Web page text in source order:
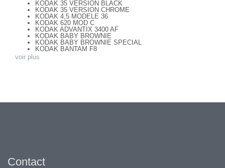
KODAK 35 VERSION BLACK
KODAK 35 VERSION CHROME
KODAK 4,5 MODELE 36
KODAK 620 MOD C
KODAK ADVANTIX 3400 AF
KODAK BABY BROWNIE
KODAK BABY BROWNIE SPECIAL
KODAK BANTAM F8
KODAK BANTAM SPECIAL (Déco)
KODAK BROWNIE PLIANT SIX 16
KODAK COLORSNAP 35
KODAK CRESTA
voir plus
Contact